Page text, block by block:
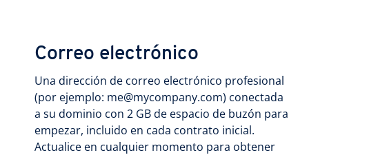
Correo electrónico
Una dirección de correo electrónico profesional
(por ejemplo: me@mycompany.com) conectada
a su dominio con 2 GB de espacio de buzón para
empezar, incluido en cada contrato inicial.
Actualice en cualquier momento para obtener